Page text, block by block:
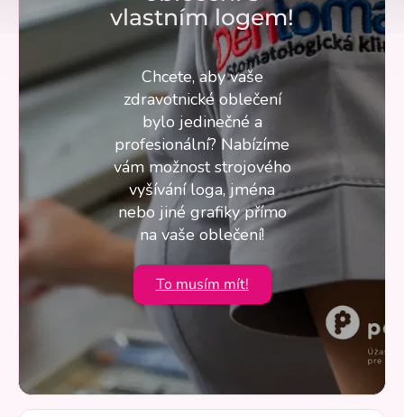
vlastním logem!
Chcete, aby vaše
zdravotnické oblečení
bylo jedinečné a
profesionální? Nabízíme
vám možnost strojového
vyšívání loga, jména
nebo jiné grafiky přímo
na vaše oblečení!
To musím mít!